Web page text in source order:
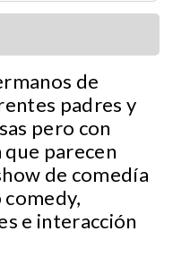
de
padres y
pero con
parecen
de comedía
e interacción